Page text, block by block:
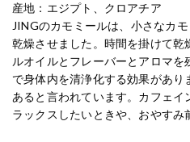
産地：エジプト、クロアチア
JINGのカモミールは、小さなカ
乾燥させました。時間を掛けて乾
ルオイルとフレーバーとアロマ
で身体内を清浄化する効果があ
あると言われています。カフェイ
ラックスしたいときや、おやすみ